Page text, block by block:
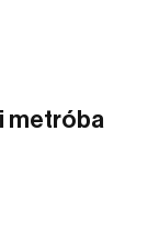
metróba